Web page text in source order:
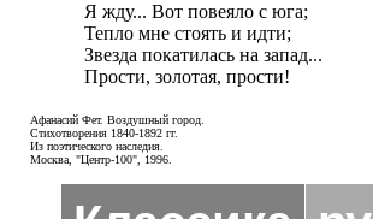
Я жду... Вот повеяло с юга;
Тепло мне стоять и идти;
Звезда покатилась на запад...
Прости, золотая, прости!
Афанасий Фет. Воздушный город.
Стихотворения 1840-1892 гг.
Из поэтического наследия.
Москва, "Центр-100", 1996.